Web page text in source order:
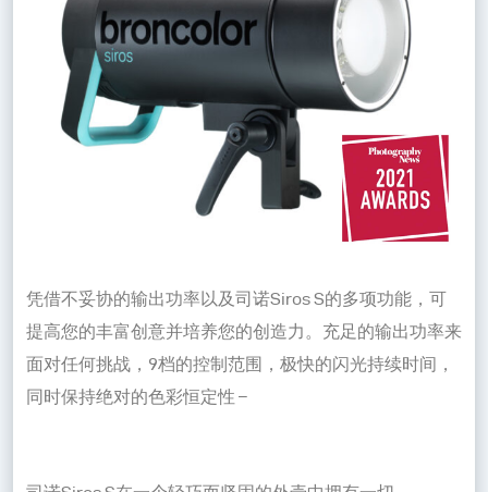
凭借不妥协的输出功率以及司诺Siros S的多项功能，可
提高您的丰富创意并培养您的创造力。充足的输出功率来
面对任何挑战，9档的控制范围，极快的闪光持续时间，
同时保持绝对的色彩恒定性 –